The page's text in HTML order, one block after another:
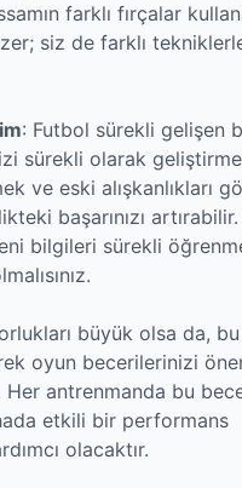
farklı fırçalar
siz de farklı
: Futbol sürekli gelişen
sürekli olarak
ve eski alışkanlıkları
başarınızı
bilgileri sürekli
büyük olsa da,
oyun becerilerinizi
antrenmanda bu
etkili bir performans
olacaktır.